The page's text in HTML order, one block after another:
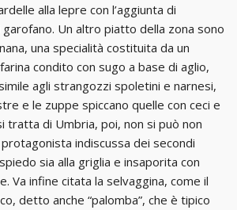
alla lepre con l’aggiunta di
Un altro piatto della zona sono
una specialità costituita da un
condito con sugo a base di aglio,
agli strangozzi spoletini e narnesi,
e le zuppe spiccano quelle con ceci e
tratta di Umbria, poi, non si può non
indiscussa dei secondi
sia alla griglia e insaporita con
Va infine citata la selvaggina, come il
detto anche “palomba”, che è tipico